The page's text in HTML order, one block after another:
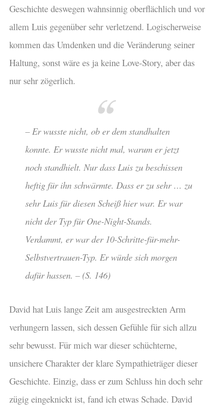
Geschichte deswegen wahnsinnig oberflächlich und vor
allem Luis gegenüber sehr verletzend. Logischerweise
kommen das Umdenken und die Veränderung seiner
Haltung, sonst wäre es ja keine Love-Story, aber das
nur sehr zögerlich.
– Er wusste nicht, ob er dem standhalten
konnte. Er wusste nicht mal, warum er jetzt
noch standhielt. Nur dass Luis zu beschissen
heftig für ihn schwärmte. Dass er zu sehr … zu
sehr Luis für diesen Scheiß hier war. Er war
nicht der Typ für One-Night-Stands.
Verdammt, er war der 10-Schritte-für-mehr-
Selbstvertrauen-Typ. Er würde sich morgen
dafür hassen. – (S. 146)
David hat Luis lange Zeit am ausgestreckten Arm
verhungern lassen, sich dessen Gefühle für sich allzu
sehr bewusst. Für mich war dieser schüchterne,
unsichere Charakter der klare Sympathieträger dieser
Geschichte. Einzig, dass er zum Schluss hin doch sehr
zügig eingeknickt ist, fand ich etwas Schade. David